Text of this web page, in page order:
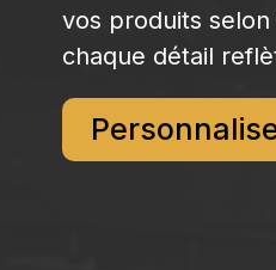
vos produits
chaque détail